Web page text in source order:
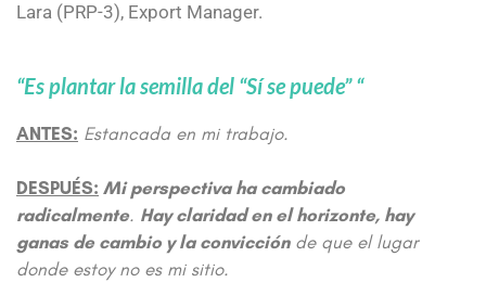
Lara (PRP-3), Export Manager.
“Es plantar la semilla del “Sí se puede” “
ANTES: Estancada en mi trabajo.
DESPUÉS: Mi perspectiva ha cambiado
radicalmente. Hay claridad en el horizonte, hay
ganas de cambio y la convicciónde que el lugar
donde estoy no es mi sitio.